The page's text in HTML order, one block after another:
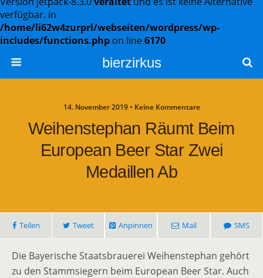
verfügbar. in
/home/li62w4zurprl/webseiten/wordpress/wp-
includes/functions.php on line6170
bierzirkus
14. November 2019 • Keine Kommentare
Weihenstephan Räumt Beim
European Beer Star Zwei
Medaillen Ab
Teilen Tweet Anpinnen Mail SMS
Die Bayerische Staatsbrauerei Weihenstephan gehört
zu den Stammsiegern beim European Beer Star. Auch